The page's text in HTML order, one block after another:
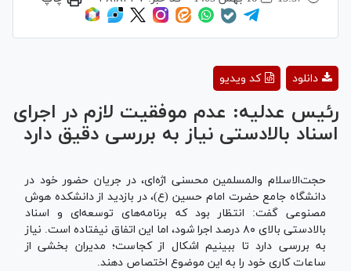
Video
کد ویدیو دانلود
رئیس عدلیه: عدم موفقیت لازم در اجرای
اسناد بالادستی نیاز به بررسی دقیق دارد
حجت‌الاسلام والمسلمین محسنی اژه‌ای، در جریان حضور خود در
دانشگاه جامع حضرت امام حسین (ع)، در بازدید از دانشکده هوش
مصنوعی گفت: انتظار بود که برنامه‌های توسعه‌ای و اسناد
بالادستی بالای ۸۰ درصد اجرا شود، اما این اتفاق نیفتاده است. نیاز
به بررسی دارد تا ببینیم اشکال از کجاست؛ مدیران بخشی از
ساعات کاری خود را به این موضوع اختصاص دهند.